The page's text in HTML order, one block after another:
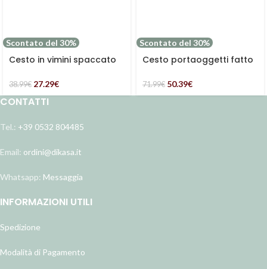
Scontato del 30%
Cesto in vimini spaccato
38.99€ 27.29€
Scontato del 30%
Cesto portaoggetti fatto
71.99€ 50.39€
CONTATTI
Tel.: +39 0532 804485
Email: ordini@dikasa.it
Whatsapp: Messaggia
INFORMAZIONI UTILI
Spedizione
Modalità di Pagamento